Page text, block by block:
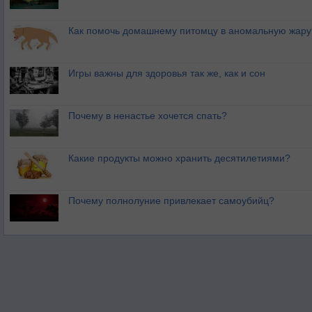
Как помочь домашнему питомцу в аномальную
Игры важны для здоровья так же, как и сон
Почему в ненастье хочется спать?
Какие продукты можно хранить десятилетиями?
Почему полнолуние привлекает самоубийц?